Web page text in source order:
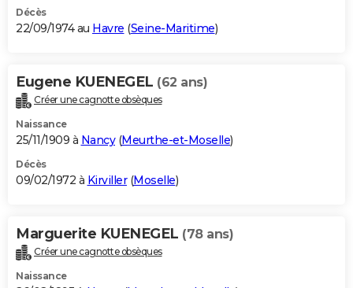
Décès
22/09/1974 au Havre (Seine-Maritime)
Eugene KUENEGEL (62 ans)
Créer une cagnotte obsèques
Naissance
25/11/1909 à Nancy(Meurthe-et-Moselle)
Décès
09/02/1972 à Kirviller(Moselle)
Marguerite KUENEGEL (78 ans)
Créer une cagnotte obsèques
Naissance